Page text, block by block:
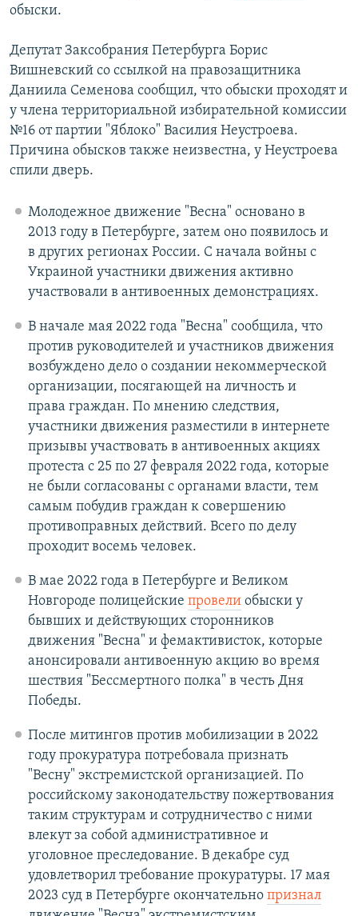
обыски.
Депутат Заксобрания Петербурга Борис
Вишневский со ссылкой на правозащитника
Даниила Семенова сообщил, что обыски проходят и
у члена территориальной избирательной комиссии
№16 от партии "Яблоко" Василия Неустроева.
Причина обысков также неизвестна, у Неустроева
спили дверь.
Молодежное движение "Весна" основано в
2013 году в Петербурге, затем оно появилось и
в других регионах России. С начала войны с
Украиной участники движения активно
участвовали в антивоенных демонстрациях.
В начале мая 2022 года "Весна" сообщила, что
против руководителей и участников движения
возбуждено дело о создании некоммерческой
организации, посягающей на личность и
права граждан. По мнению следствия,
участники движения разместили в интернете
призывы участвовать в антивоенных акциях
протеста с 25 по 27 февраля 2022 года, которые
не были согласованы с органами власти, тем
самым побудив граждан к совершению
противоправных действий. Всего по делу
проходит восемь человек.
В мае 2022 года в Петербурге и Великом
Новгороде полицейские провелиобыски у
бывших и действующих сторонников
движения "Весна" и фемактивисток, которые
анонсировали антивоенную акцию во время
шествия "Бессмертного полка" в честь Дня
Победы.
После митингов против мобилизации в 2022
году прокуратура потребовала признать
"Весну" экстремистской организацией. По
российскому законодательству пожертвования
таким структурам и сотрудничество с ними
влекут за собой административное и
уголовное преследование. В декабре суд
удовлетворил требование прокуратуры. 17 мая
2023 суд в Петербурге окончательно признал